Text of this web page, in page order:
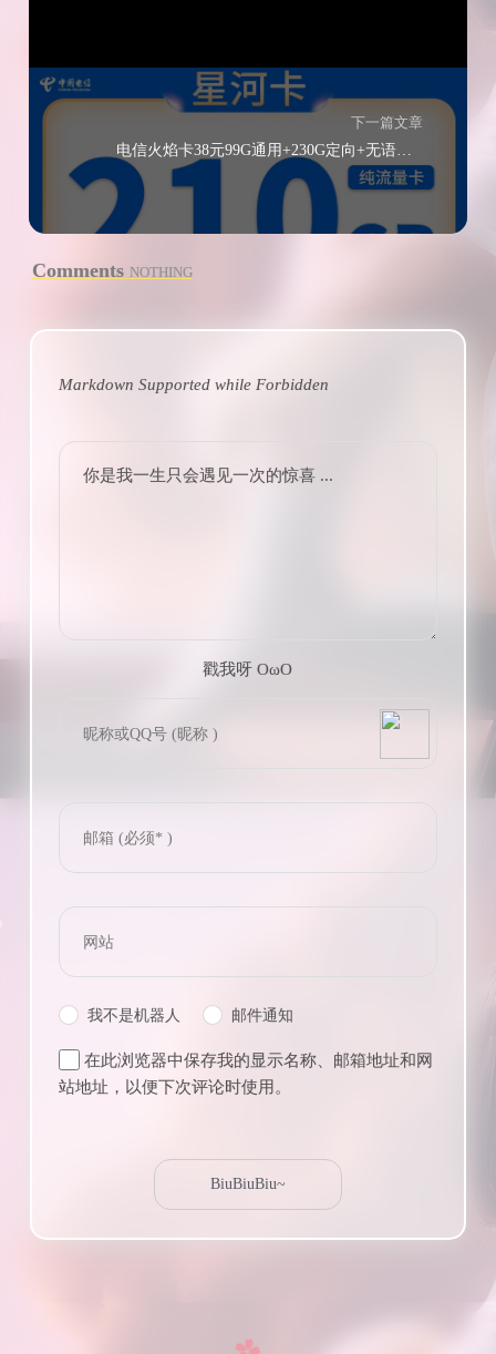
下一篇文章
电信火焰卡38元99G通用+230G定向+无语音功能
Comments NOTHING
Markdown Supported while Forbidden
你是我一生只会遇见一次的惊喜 ...
戳我呀 OωO
Tieba
我不是机器人 邮件通知
在此浏览器中保存我的显示名称、邮箱地址和网
站地址，以便下次评论时使用。